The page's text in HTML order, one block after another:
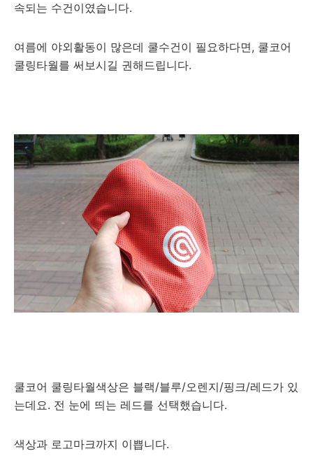
속되는 수건이였습니다.
여름에 야외활동이 많은데 쿨수건이 필요하다면, 쿨코어
쿨링타월를 써보시길 권해드립니다.
쿨코어 쿨링타월색상은 블랙/블루/오렌지/핑크/레드가 있
는데요. 전 눈에 띄는 레드를 선택했습니다.
색상과 로고마크까지 이쁩니다.